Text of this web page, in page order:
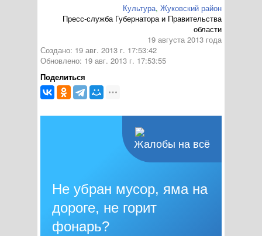
Культура, Жуковский район
Пресс-служба Губернатора и Правительства
области
19 августа 2013 года
Создано: 19 авг. 2013 г. 17:53:42
Обновлено: 19 авг. 2013 г. 17:53:55
Поделиться
Жалобы на всё
Не убран мусор, яма на
дороге, не горит
фонарь?